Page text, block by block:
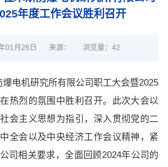
年度工作会议胜利召开
01月26日 来源： 浏览量： 42
爆电机研究所有限公司职工大会暨2025
热烈的氛围中胜利召开。此次大会以
会主义思想为指引，深入贯彻党的二
全会以及中央经济工作会议精神，紧
司相关要求，全面回顾2024年公司的